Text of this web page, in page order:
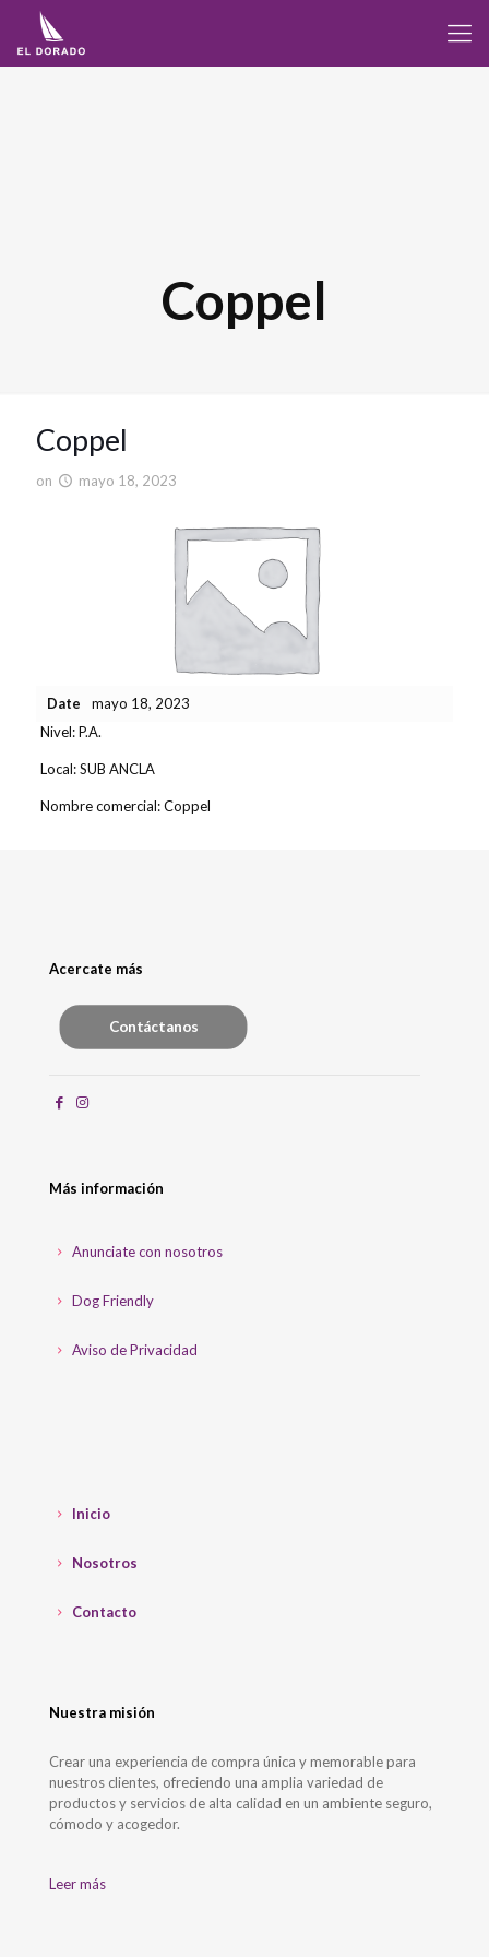
Coppel
Coppel
on mayo 18, 2023
Date
mayo 18, 2023
Nivel:P.A.
Local:SUB ANCLA
Nombre comercial:Coppel
Acercate más
Contáctanos
Más información
Anunciate con nosotros
Dog Friendly
Aviso de Privacidad
Inicio
Nosotros
Contacto
Nuestra misión
Crear una experiencia de compra única y memorable para
nuestros clientes, ofreciendo una amplia variedad de
productos y servicios de alta calidad en un ambiente seguro,
cómodo y acogedor.
Leer más